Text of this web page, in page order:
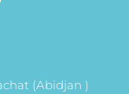
(Abidjan )